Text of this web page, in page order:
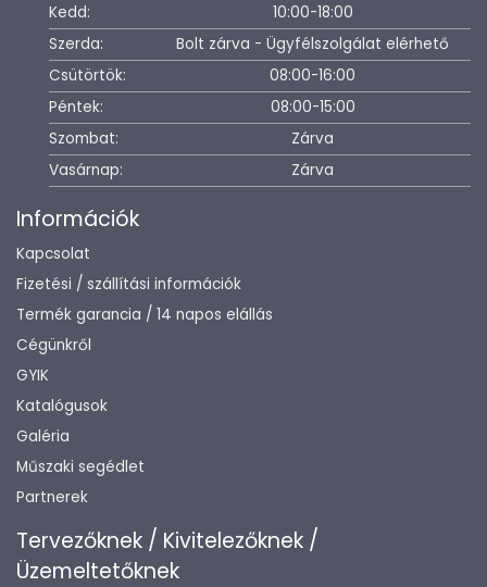
Kedd:
10:00-18:00
Szerda:
Bolt zárva - Ügyfélszolgálat elérhető
Csütörtök:
08:00-16:00
Péntek:
08:00-15:00
Szombat:
Zárva
Vasárnap:
Zárva
Információk
Kapcsolat
Fizetési / szállítási információk
Termék garancia / 14 napos elállás
Cégünkről
GYIK
Katalógusok
Galéria
Műszaki segédlet
Partnerek
Tervezőknek / Kivitelezőknek /
Üzemeltetőknek